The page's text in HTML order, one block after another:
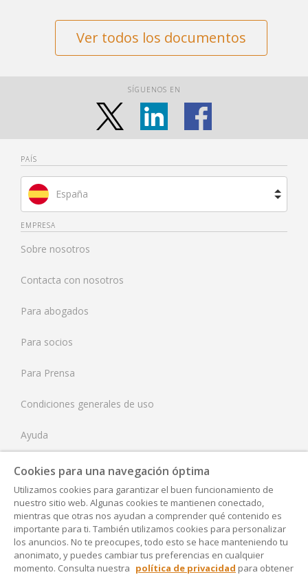
Ver todos los documentos
SÍGUENOS EN
PAÍS
España
Francia
Países Bajos
Reino Unido
Estados Unidos
EMPRESA
Sobre nosotros
Contacta con nosotros
Para abogados
Para socios
Para Prensa
Condiciones generales de uso
Ayuda
Tarifas
Aviso Legal
Política de Privacidad
Accesibilidad
Cookies para una navegación óptima
Utilizamos cookies para garantizar el buen funcionamiento de
nuestro sitio web. Algunas cookies te mantienen conectado,
mientras que otras nos ayudan a comprender qué contenido es
importante para ti. También utilizamos cookies para personalizar
los anuncios. No te preocupes, todo esto se hace manteniendo tu
anonimato, y puedes cambiar tus preferencias en cualquier
momento. Consulta nuestra política de privacidad para obtener